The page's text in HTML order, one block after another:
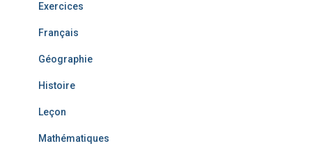
Exercices
Français
Géographie
Histoire
Leçon
Mathématiques